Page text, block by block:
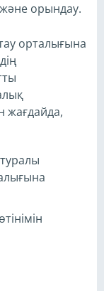
орындау.
орталығына
жағдайда,